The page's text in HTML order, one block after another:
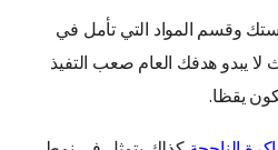
وقسم المواد التي تأمل في
لا يبدو هدفك العام صعب التفيذ
يقظا.